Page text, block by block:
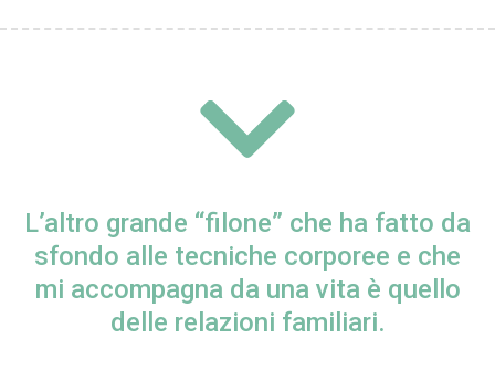
L’altro grande “filone” che ha fatto da
sfondo alle tecniche corporee e che
mi accompagna da una vita è quello
delle relazioni familiari.